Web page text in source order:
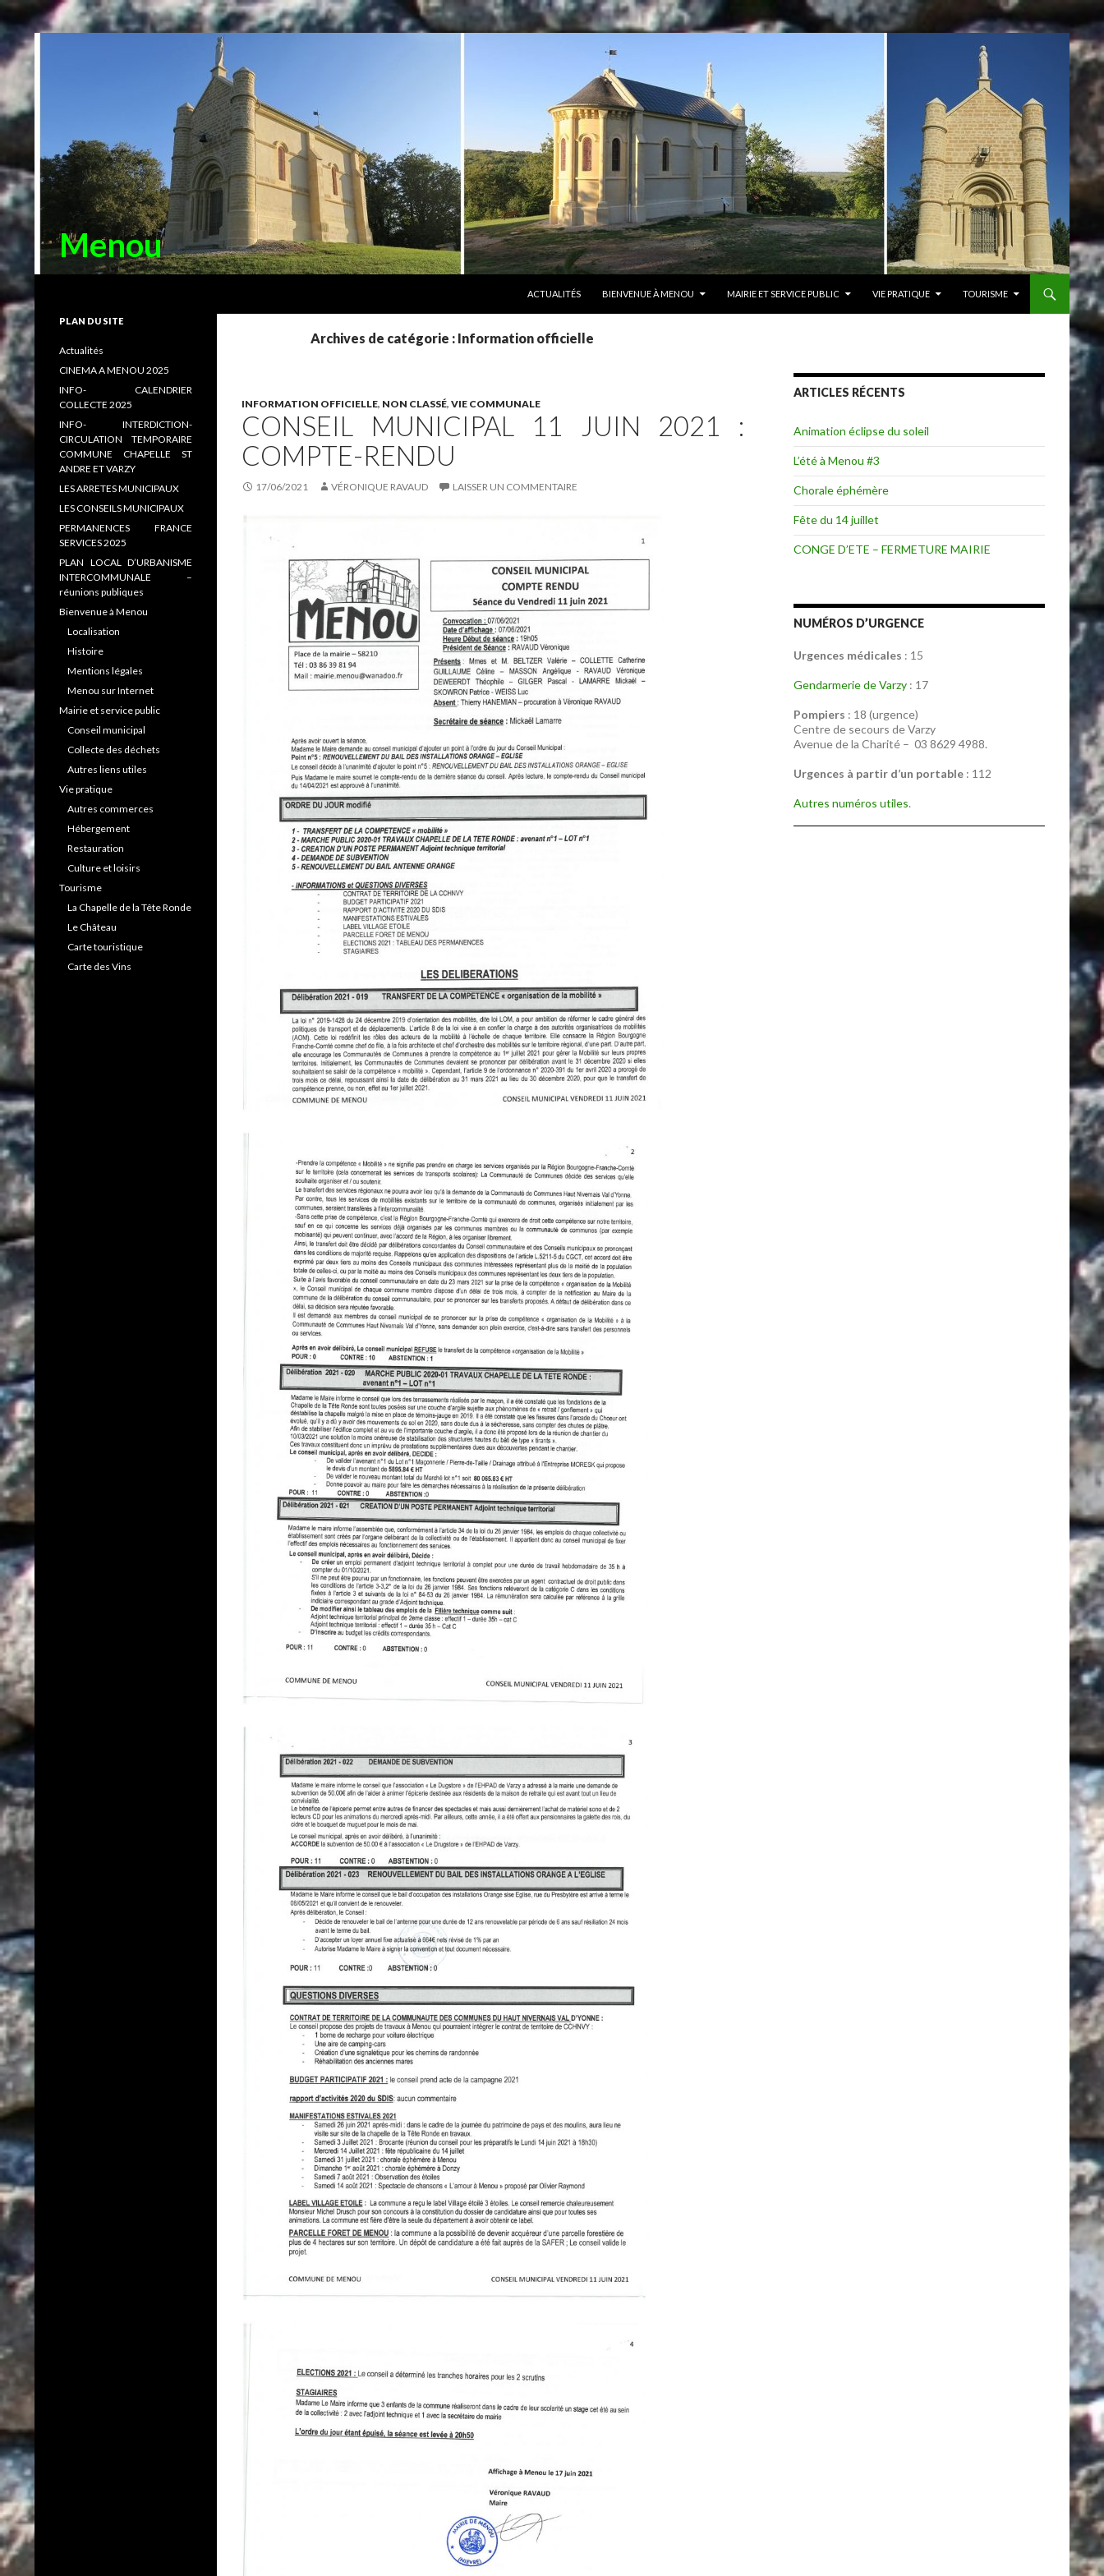
Menou
ACTUALITÉS
BIENVENUE À MENOU MAIRIE ET SERVICE PUBLIC VIE PRATIQUE TOURISME
Archives de catégorie : Information officielle
INFORMATION OFFICIELLE, NON CLASSÉ, VIE COMMUNALE
CONSEIL MUNICIPAL 11 JUIN 2021 :
COMPTE-RENDU
17/06/2021 VÉRONIQUE RAVAUD LAISSER UN COMMENTAIRE
ARTICLES RÉCENTS
Animation éclipse du soleil
L’été à Menou #3
Chorale éphémère
Fête du 14 juillet
CONGE D’ETE – FERMETURE MAIRIE
NUMÉROS D’URGENCE
Urgences médicales : 15
Gendarmerie de Varzy : 17
Pompiers : 18 (urgence)
Centre de secours de Varzy
Avenue de la Charité – 03 8629 4988.
Urgences à partir d’un portable : 112
Autres numéros utiles.
PLAN DU SITE
Actualités
CINEMA A MENOU 2025
INFO- CALENDRIER
COLLECTE 2025
INFO- INTERDICTION-
CIRCULATION TEMPORAIRE
COMMUNE CHAPELLE ST
ANDRE ET VARZY
LES ARRETES MUNICIPAUX
LES CONSEILS MUNICIPAUX
PERMANENCES FRANCE
SERVICES 2025
PLAN LOCAL D’URBANISME
INTERCOMMUNALE –
réunions publiques
Bienvenue à Menou
Localisation
Histoire
Mentions légales
Menou sur Internet
Mairie et service public
Conseil municipal
Collecte des déchets
Autres liens utiles
Vie pratique
Autres commerces
Hébergement
Restauration
Culture et loisirs
Tourisme
La Chapelle de la Tête Ronde
Le Château
Carte touristique
Carte des Vins